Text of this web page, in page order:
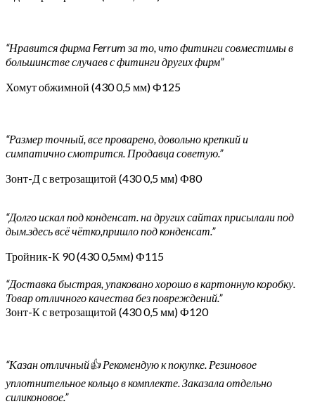
“Нравится фирма Ferrum за то, что фитинги совместимы в
большинстве случаев с фитинги других фирм”
Хомут обжимной (430 0,5 мм) Ф125
“Размер точный, все проварено, довольно крепкий и
симпатично смотрится. Продавца советую.”
Зонт-Д с ветрозащитой (430 0,5 мм) Ф80
“Долго искал под конденсат. на других сайтах присылали под
дым.здесь всё чётко,пришло под конденсат.”
Тройник-К 90 (430 0,5мм) Ф115
“Доставка быстрая, упаковано хорошо в картонную коробку.
Товар отличного качества без повреждений.”
Зонт-К с ветрозащитой (430 0,5 мм) Ф120
“Казан отличный👍 Рекомендую к покупке. Резиновое
уплотнительное кольцо в комплекте. Заказала отдельно
силиконовое.”